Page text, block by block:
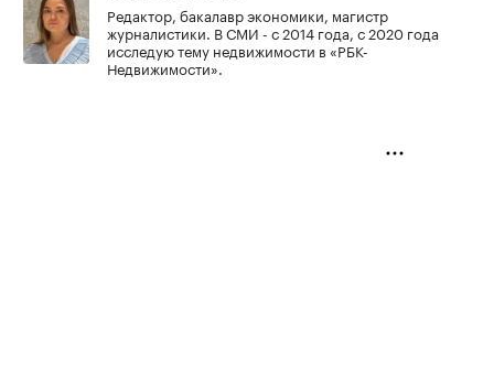
Редактор, бакалавр экономики, магистр
журналистики. В СМИ - с 2014 года, с 2020 года
исследую тему недвижимости в «РБК-
Недвижимости».